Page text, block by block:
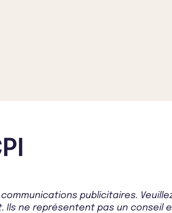
publicitaires.
Ils ne représentent pas un